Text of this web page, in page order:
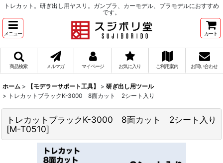
トレカット。研ぎ出し用ヤスリ。ガンプラ、カーモデル、プラモデルにおすすめ
です。
メニュー カート
商品検索 メルマガ マイページ お気に入り ご利用案内 お問い合わせ
ホーム > 【モデラーサポート工具】 > 研ぎ出し用ツール
> トレカットブラックK-3000 8面カット 2シート入り
トレカットブラックK-3000 8面カット 2シート入り
[M-T0510]